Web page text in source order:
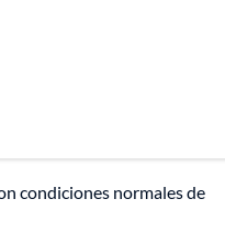
condiciones normales de